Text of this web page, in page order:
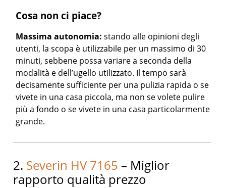
Cosa non ci piace?
Massima autonomia:stando alle opinioni degli
utenti, la scopa è utilizzabile per un massimo di 30
minuti, sebbene possa variare a seconda della
modalità e dell’ugello utilizzato. Il tempo sarà
decisamente sufficiente per una pulizia rapida o se
vivete in una casa piccola, ma non se volete pulire
più a fondo o se vivete in una casa particolarmente
grande.
2. Severin HV 7165 – Miglior
rapporto qualità prezzo